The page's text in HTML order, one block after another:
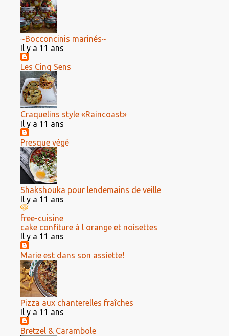
~Bocconcinis marinés~
Il y a 11 ans
Les Cinq Sens
Craquelins style «Raincoast»
Il y a 11 ans
Presque végé
Shakshouka pour lendemains de veille
Il y a 11 ans
free-cuisine
cake confiture à l orange et noisettes
Il y a 11 ans
Marie est dans son assiette!
Pizza aux chanterelles fraîches
Il y a 11 ans
Bretzel & Carambole